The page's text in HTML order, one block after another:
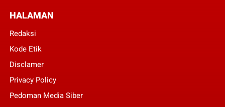
HALAMAN
Redaksi
Kode Etik
Disclamer
Privacy Policy
Pedoman Media Siber